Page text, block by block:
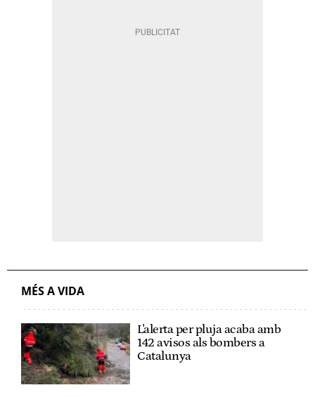
MÉS A VIDA
L'alerta per pluja acaba amb
142 avisos als bombers a
Catalunya